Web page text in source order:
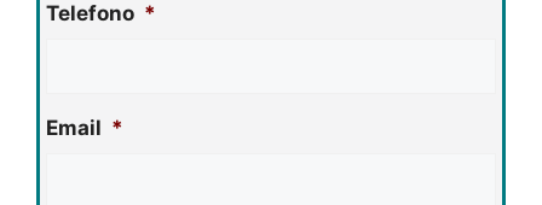
Telefono *
Email *